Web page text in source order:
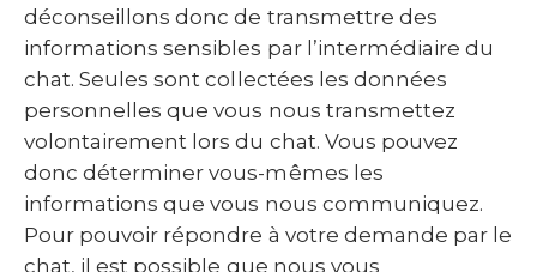
déconseillons donc de transmettre des
informations sensibles par l’intermédiaire du
chat. Seules sont collectées les données
personnelles que vous nous transmettez
volontairement lors du chat. Vous pouvez
donc déterminer vous-mêmes les
informations que vous nous communiquez.
Pour pouvoir répondre à votre demande par le
chat, il est possible que nous vous